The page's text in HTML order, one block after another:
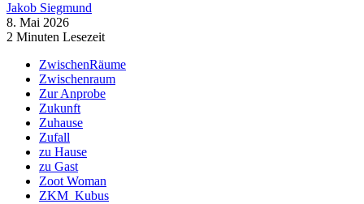
Jakob Siegmund
8. Mai 2026
2 Minuten Lesezeit
ZwischenRäume
Zwischenraum
Zur Anprobe
Zukunft
Zuhause
Zufall
zu Hause
zu Gast
Zoot Woman
ZKM_Kubus